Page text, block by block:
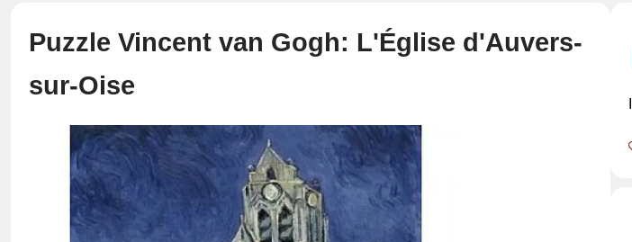
Puzzle Vincent van Gogh: L'Église d'Auvers-
sur-Oise